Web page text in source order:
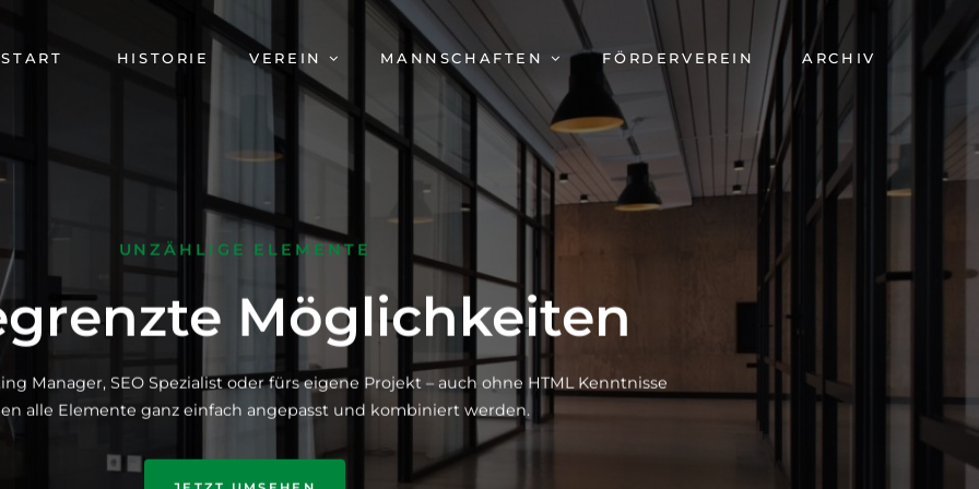
START HISTORIE VEREIN MANNSCHAFTEN FÖRDERVEREIN ARCHIV
UNZÄHLIGE ELEMENTE
Möglichkeiten
Manager, SEO Spezialist oder fürs eigene Projekt – auch ohne HTML Kenntnisse
alle Elemente ganz einfach angepasst und kombiniert werden.